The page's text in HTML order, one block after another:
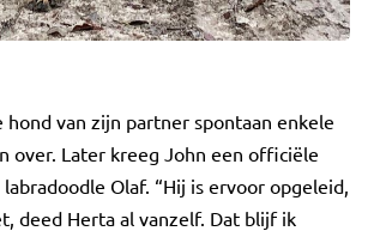
hond van zijn partner spontaan enkele
over. Later kreeg John een officiële
Olaf. “Hij is ervoor opgeleid,
deed Herta al vanzelf. Dat blijf ik